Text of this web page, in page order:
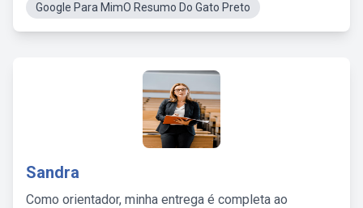
Google Para MimO Resumo Do Gato Preto
Sandra
Como orientador, minha entrega é completa ao